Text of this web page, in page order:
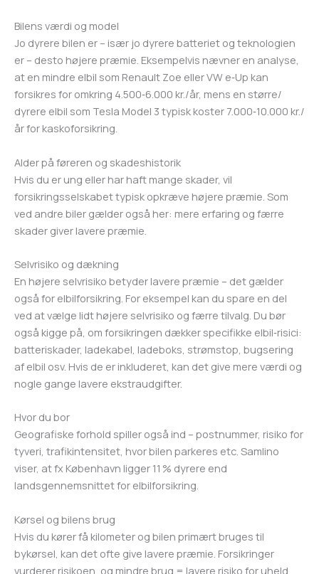
Bilens værdi og model
Jo dyrere bilen er – især jo dyrere batteriet og teknologien
er – desto højere præmie. Eksempelvis nævner en analyse,
at en mindre elbil som Renault Zoe eller VW e‑Up kan
forsikres for omkring 4.500‑6.000 kr./år, mens en større/
dyrere elbil som Tesla Model 3 typisk koster 7.000‑10.000 kr./
år for kaskoforsikring.
Alder på føreren og skadeshistorik
Hvis du er ung eller har haft mange skader, vil
forsikringsselskabet typisk opkræve højere præmie. Som
ved andre biler gælder også her: mere erfaring og færre
skader giver lavere præmie.
Selvrisiko og dækning
En højere selvrisiko betyder lavere præmie – det gælder
også for elbilforsikring. For eksempel kan du spare en del
ved at vælge lidt højere selvrisiko og færre tilvalg. Du bør
også kigge på, om forsikringen dækker specifikke elbil‑risici:
batteriskader, ladekabel, ladeboks, strømstop, bugsering
af elbil osv. Hvis de er inkluderet, kan det give mere værdi og
nogle gange lavere ekstraudgifter.
Hvor du bor
Geografiske forhold spiller også ind – postnummer, risiko for
tyveri, trafikintensitet, hvor bilen parkeres etc. Samlino
viser, at fx København ligger 11 % dyrere end
landsgennemsnittet for elbilforsikring.
Kørsel og bilens brug
Hvis du kører få kilometer og bilen primært bruges til
bykørsel, kan det ofte give lavere præmie. Forsikringer
vurderer risikoen, og mindre brug = lavere risiko for uheld.